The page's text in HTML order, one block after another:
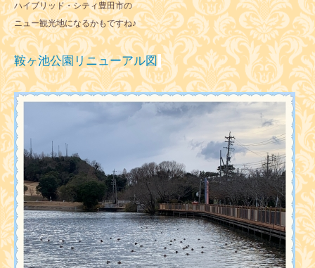
ハイブリッド・シティ豊田市の
ニュー観光地になるかもですね♪
鞍ヶ池公園リニューアル図